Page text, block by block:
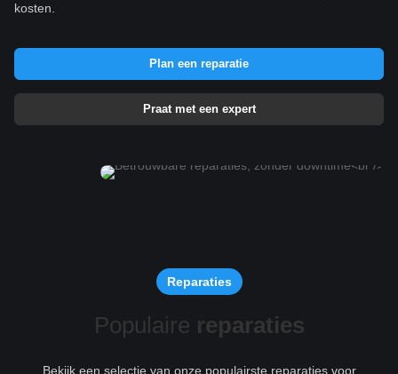
kosten.
Plan een reparatie
Praat met een expert
Reparaties
Populaire reparaties
Bekijk een selectie van onze populairste reparaties voor